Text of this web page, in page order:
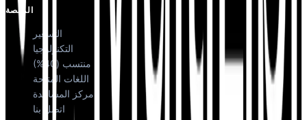
المنصة
التسعير
التكنولوجيا
منتسب (40%)
اللغات المتاحة
مركز المساعدة
اتصل بنا